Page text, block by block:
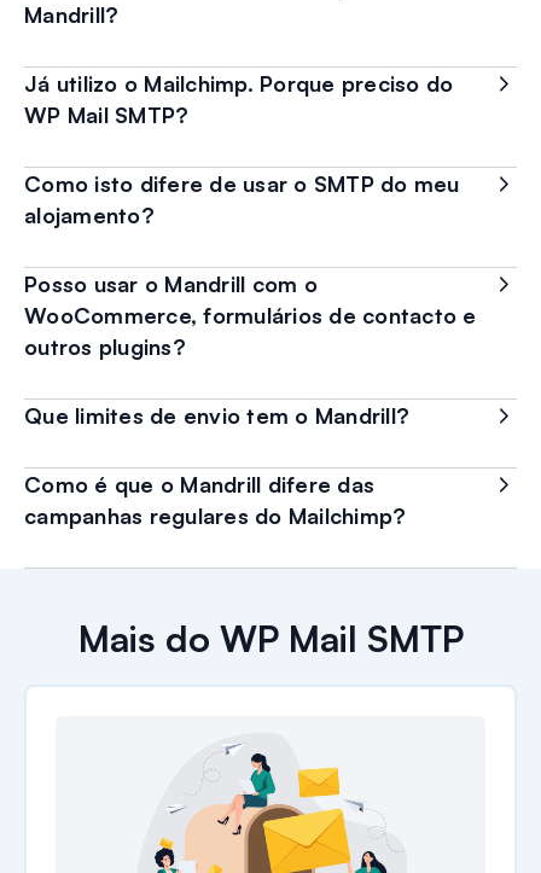
Mandrill?
Já utilizo o Mailchimp. Porque preciso do
WP Mail SMTP?
Como isto difere de usar o SMTP do meu
alojamento?
Posso usar o Mandrill com o
WooCommerce, formulários de contacto e
outros plugins?
Que limites de envio tem o Mandrill?
Como é que o Mandrill difere das
campanhas regulares do Mailchimp?
Mais do WP Mail SMTP